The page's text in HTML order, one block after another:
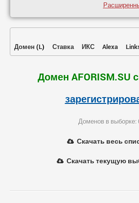
Домен (L) Ставка ИКС Alexa
Домен AFORISM.SU
Доменов в выборке:
Скачать весь
Скачать текущую